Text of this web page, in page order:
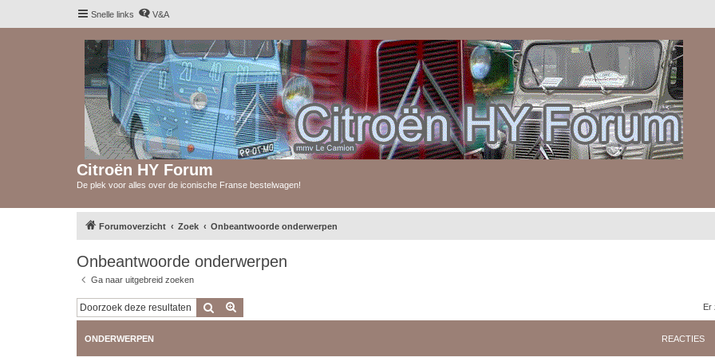
Snelle links V&A
Citroën HY Forum
De plek voor alles over de iconische Franse bestelwagen!
Forumoverzicht Zoek Onbeantwoorde onderwerpen
Onbeantwoorde onderwerpen
Ga naar uitgebreid zoeken
Zoek Er
ONDERWERPEN REACTIES